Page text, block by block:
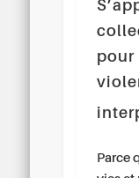
pour
Parce